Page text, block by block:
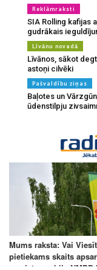
Reklāmraksti
SIA Rolling kafijas
gudrākais
Līvānu novadā
Līvānos, sākot
astoņi cilvēki
Pašvaldību ziņas
Baļotes un
ūdenstilpju